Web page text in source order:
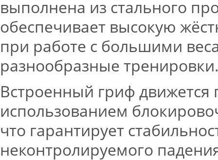
выполнена из стального
обеспечивает высокую
при работе с большими
разнообразные
Встроенный гриф
использованием
что гарантирует
неконтролируемого